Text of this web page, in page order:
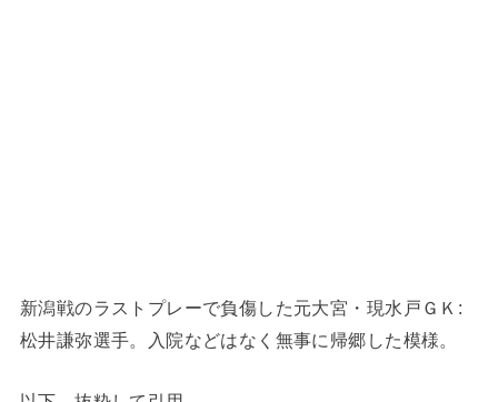
新潟戦のラストプレーで負傷した元大宮・現水戸ＧＫ:
松井謙弥選手。入院などはなく無事に帰郷した模様。